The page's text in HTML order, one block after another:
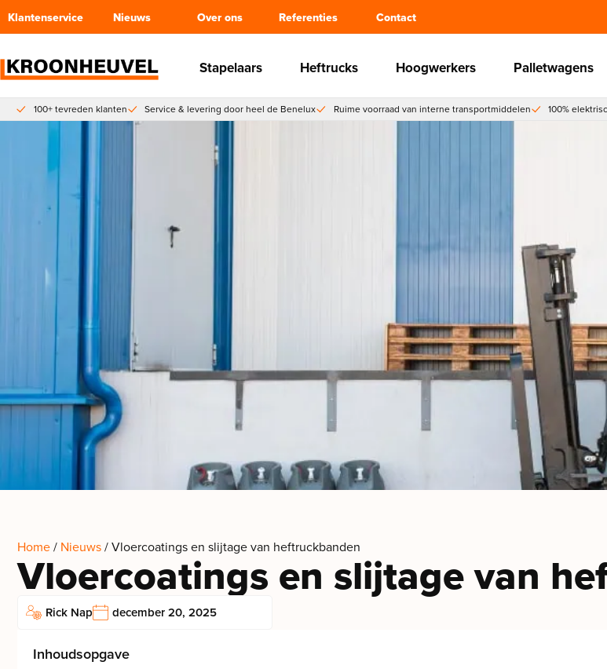
Klantenservice Nieuws Over ons Referenties Contact
Stapelaars Heftrucks Hoogwerkers Palletwagens
100+ tevreden klanten Service & levering door heel de Benelux Ruime voorraad van interne transportmiddelen 100%
Home/ Nieuws/ Vloercoatings en slijtage van heftruckbanden
Vloercoatings en slijtage van
Rick Nap december 20, 2025
Inhoudsopgave